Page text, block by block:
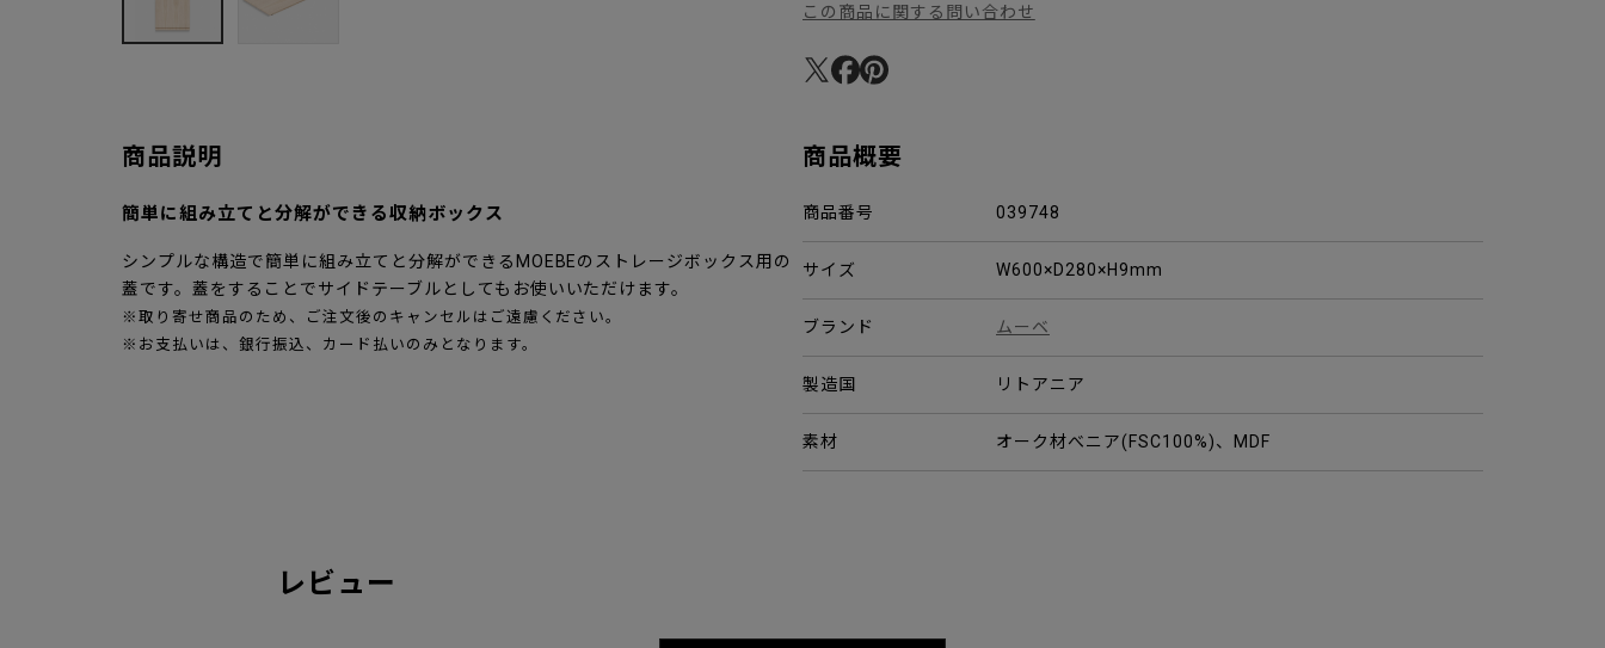
この商品に関する問い合わせ
商品説明
簡単に組み立てと分解ができる収納ボックス
シンプルな構造で簡単に組み立てと分解ができるMOEBEのストレージボックス用の
蓋です。蓋をすることでサイドテーブルとしてもお使いいただけます。
※取り寄せ商品のため、ご注文後のキャンセルはご遠慮ください。
※お支払いは、銀行振込、カード払いのみとなります。
商品概要
商品番号 039748
サイズ W600×D280×H9mm
ブランド ムーベ
製造国 リトアニア
素材 オーク材べニア(FSC100%)、MDF
レビュー